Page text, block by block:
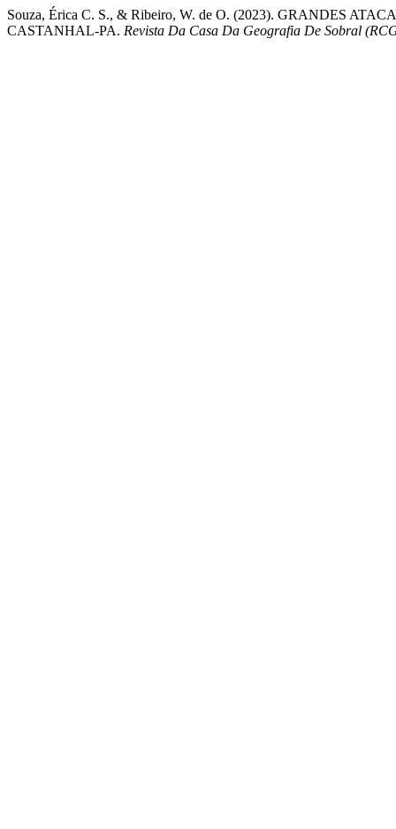
Souza, Érica C. S., & Ribeiro, W. de O. (2023). GRANDES
CASTANHAL-PA. Revista Da Casa Da Geografia De Sobral